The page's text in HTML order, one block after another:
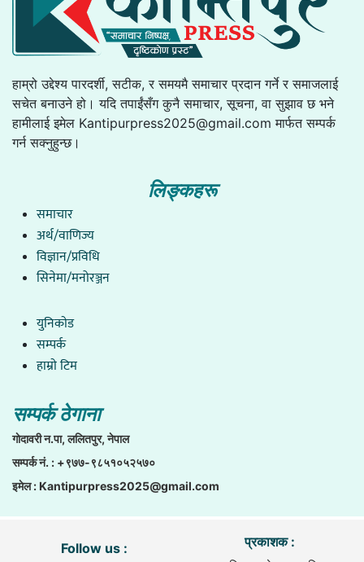
हाम्रो उद्देश्य पारदर्शी, सटीक, र समयमै समाचार प्रदान गर्ने र समाजलाई
सचेत बनाउने हो। यदि तपाईंसँग कुनै समाचार, सूचना, वा सुझाव छ भने
हामीलाई इमेल Kantipurpress2025@gmail.com मार्फत सम्पर्क
गर्न सक्नुहुन्छ।
लिङ्कहरू
समाचार
अर्थ/वाणिज्य
विज्ञान/प्रविधि
सिनेमा/मनोरञ्जन
युनिकाेड
सम्पर्क
हाम्राे टिम
सम्पर्क ठेगाना
गाेदावरी न.पा, ललितपुर, नेपाल
सम्पर्क नं. : +९७७-९८५१०५२५७०
इमेल :Kantipurpress2025@gmail.com
Follow us :
प्रकाशक :